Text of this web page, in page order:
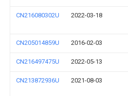
CN216080302U 2022-03-18
CN205014859U 2016-02-03
CN216497475U 2022-05-13
CN213872936U 2021-08-03